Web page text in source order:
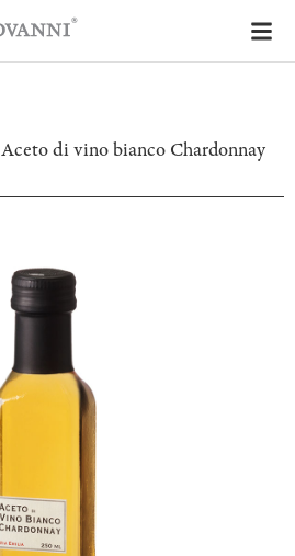
Aceto di vino bianco Chardonnay